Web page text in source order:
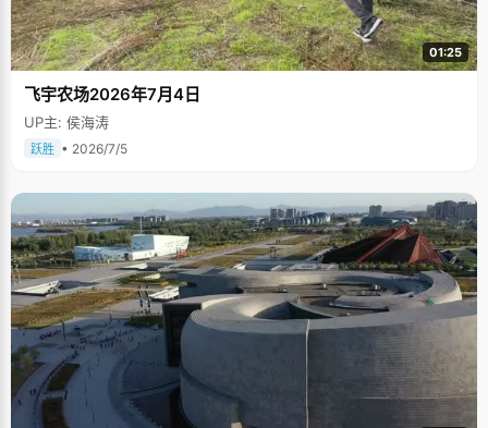
01:25
飞宇农场2026年7月4日
UP主: 侯海涛
跃胜 • 2026/7/5